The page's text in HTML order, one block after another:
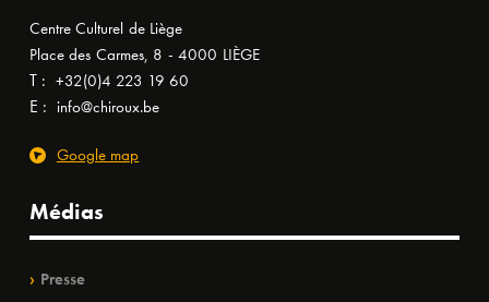
Centre Culturel de Liège
Place des Carmes, 8 - 4000 LIÈGE
T : +32(0)4 223 19 60
E : info@chiroux.be
Google map
Médias
Presse